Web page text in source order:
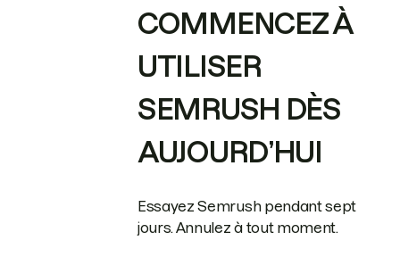
COMMENCEZ À
UTILISER
SEMRUSH DÈS
AUJOURD’HUI
Essayez Semrush pendant sept
jours. Annulez à tout moment.